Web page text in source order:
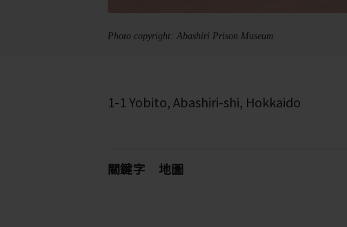
Photo copyright: Abashiri Prison Museum
1-1 Yobito, Abashiri-shi, Hokkaido
關鍵字 地圖